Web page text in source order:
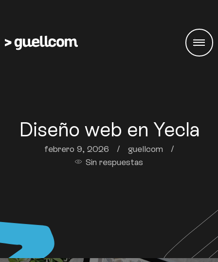
Diseño web en Yecla
febrero 9, 2026 / guellcom
/
Sin respuestas